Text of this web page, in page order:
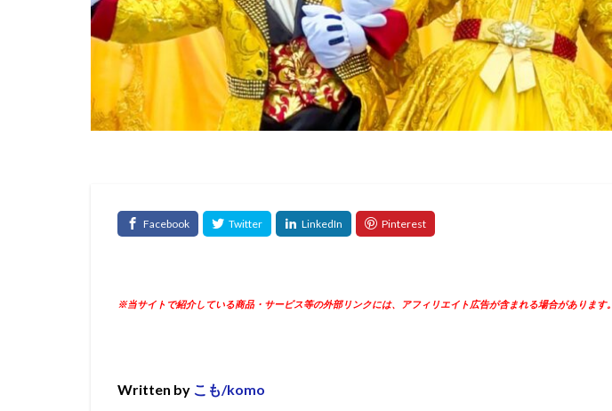
※当サイトで紹介している商品・サービス等の外部リンクには、アフィリエイト広告が含まれる場合があります。
Written by こも/komo